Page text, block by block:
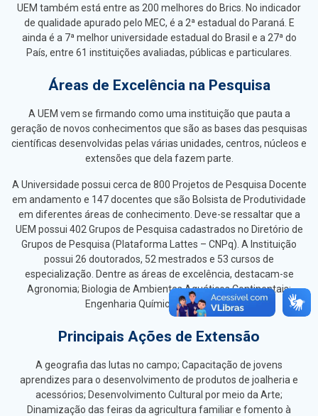
UEM também está entre as 200 melhores do Brics. No indicador
de qualidade apurado pelo MEC, é a 2ª estadual do Paraná. E
ainda é a 7ª melhor universidade estadual do Brasil e a 27ª do
País, entre 61 instituições avaliadas, públicas e particulares.
Áreas de Excelência na Pesquisa
A UEM vem se firmando como uma instituição que pauta a
geração de novos conhecimentos que são as bases das pesquisas
científicas desenvolvidas pelas várias unidades, centros, núcleos e
extensões que dela fazem parte.
A Universidade possui cerca de 800 Projetos de Pesquisa Docente
em andamento e 147 docentes que são Bolsista de Produtividade
em diferentes áreas de conhecimento. Deve-se ressaltar que a
UEM possui 402 Grupos de Pesquisa cadastrados no Diretório de
Grupos de Pesquisa (Plataforma Lattes – CNPq). A Instituição
possui 26 doutorados, 52 mestrados e 53 cursos de
especialização. Dentre as áreas de excelência, destacam-se
Agronomia; Biologia de Ambientes Aquáticos Continentais;
Engenharia Química e Zootecnia.
Principais Ações de Extensão
A geografia das lutas no campo; Capacitação de jovens
aprendizes para o desenvolvimento de produtos de joalheria e
acessórios; Desenvolvimento Cultural por meio da Arte;
Dinamização das feiras da agricultura familiar e fomento à